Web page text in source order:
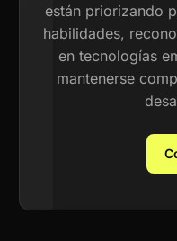
están priorizando
habilidades,
en tecnologías
mantenerse